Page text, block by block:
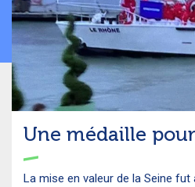
Une médaille
La mise en valeur de la Seine